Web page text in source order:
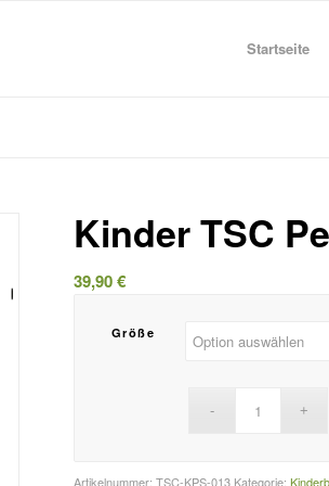
Startseite
Kinder TSC
39,90€
Größe
Artikelnummer:TSC-KPS-013 Kategorie: